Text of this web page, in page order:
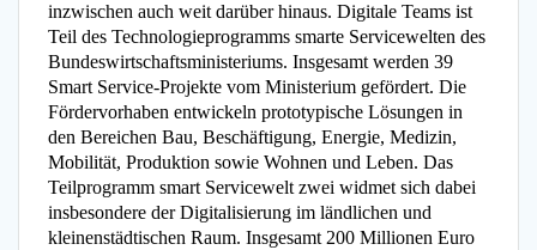
inzwischen auch weit darüber hinaus. Digitale Teams ist
Teil des Technologieprogramms smarte Servicewelten des
Bundeswirtschaftsministeriums. Insgesamt werden 39
Smart Service-Projekte vom Ministerium gefördert. Die
Fördervorhaben entwickeln prototypische Lösungen in
den Bereichen Bau, Beschäftigung, Energie, Medizin,
Mobilität, Produktion sowie Wohnen und Leben. Das
Teilprogramm smart Servicewelt zwei widmet sich dabei
insbesondere der Digitalisierung im ländlichen und
kleinenstädtischen Raum. Insgesamt 200 Millionen Euro